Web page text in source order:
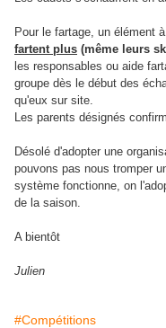
Pour le fartage, un élément
fartent plus (même leurs
les responsables ou aide
groupe dès le début des
qu'eux sur site.
Les parents désignés
Désolé d'adopter une
pouvons pas nous tromper
système fonctionne, on
de la saison.
A bientôt
Julien
#Compétitions